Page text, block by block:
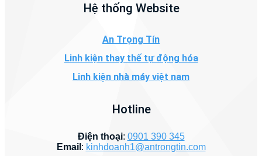
Hệ thống Website
An Trọng Tín
Linh kiện thay thế tự động hóa
Linh kiện nhà máy việt nam
Hotline
Điện thoại: 0901 390 345
Email : kinhdoanh1@antrongtin.com